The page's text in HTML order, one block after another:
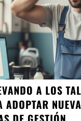
A LOS
ADOPTAR